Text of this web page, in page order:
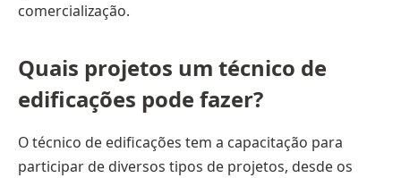
comercialização.
Quais projetos um técnico de
edificações pode fazer?
O técnico de edificações tem a capacitação para
participar de diversos tipos de projetos, desde os